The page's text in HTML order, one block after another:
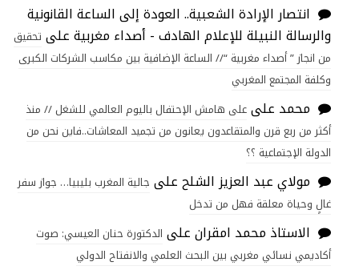
انتصار الإرادة الشعبية.. العودة إلى الساعة القانونية
والرسالة النبيلة للإعلام الهادف - أصداء مغربيةعلى تحقيق
من انجاز ” أصداء مغربية “// الساعة الإضافية بين مكاسب الشركات الكبرى
وكلفة المجتمع المغربي
محمد على على هامش الإحتفال باليوم العالمي للشغل // منذ
أكثر من ربع قرن والمتقاعدون يعانون من تجميد المعاشات..فاين نحن من
الدولة الإجتماعية ؟؟
مولاي عبد العزيز الشلحعلى جالية المغرب بليبيا… جواز سفر
غالٍ وحياة معلقة فهل من تدخل
الاستاذ محمد امقرانعلى الدكتورة حنان العيسي: صوت
أكاديمي نسائي مغربي بين البحث العلمي والانفتاح الدولي